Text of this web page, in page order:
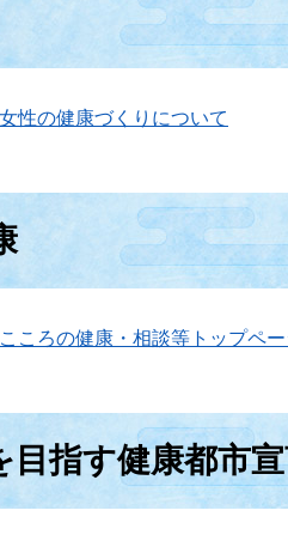
女性の健康づくりについて
こころの健康・相談等トップペー
目指す健康都市